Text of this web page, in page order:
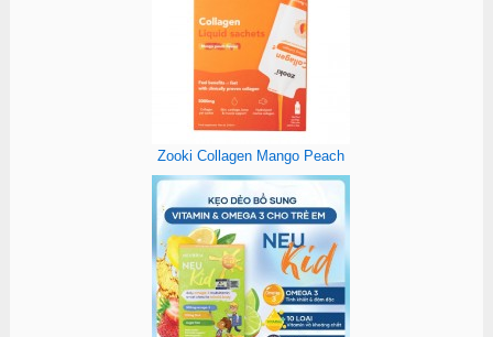
Zooki Collagen Mango Peach